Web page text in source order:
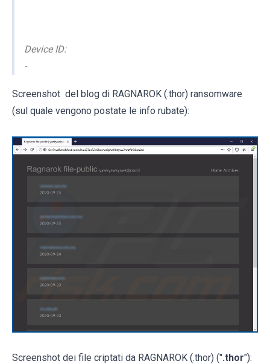
Device ID:
-
Screenshot del blog di RAGNAROK (.thor) ransomware
(sul quale vengono postate le info rubate):
Screenshot dei file criptati da RAGNAROK (.thor) (".thor"):